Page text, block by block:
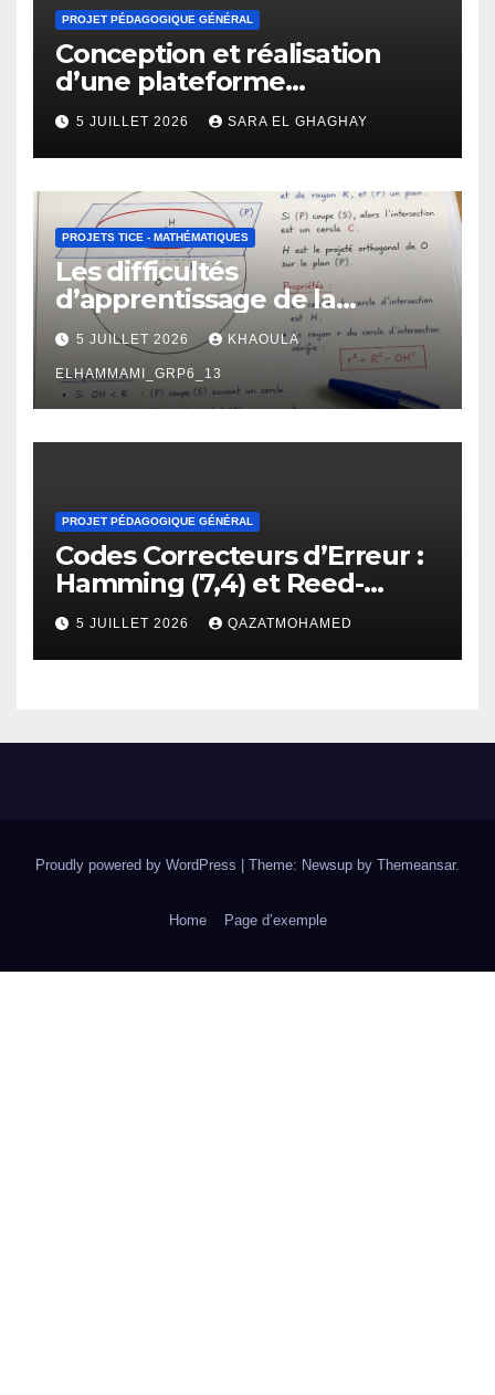
PROJET PÉDAGOGIQUE GÉNÉRAL
Conception et réalisation
d’une plateforme
d’apprentissage en ligne
pour l’enseignement des
mathématiques
5 JUILLET 2026 SARA EL GHAGHAY
PROJETS TICE - MATHÉMATIQUES
Les difficultés
d’apprentissage de la
géométrie chez les élèves de
2 -ème BAC : manifestations,
causes et propositions de
remédiation.
5 JUILLET 2026 KHAOULA
ELHAMMAMI_GRP6_13
PROJET PÉDAGOGIQUE GÉNÉRAL
Codes Correcteurs d’Erreur :
Hamming (7,4) et Reed-
Solomon
5 JUILLET 2026 QAZATMOHAMED
Proudly powered by WordPress | Theme: Newsup by Themeansar.
Home Page d’exemple